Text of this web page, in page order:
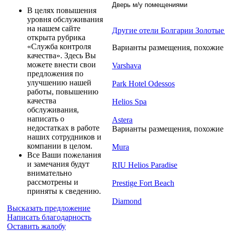
В целях повышения
уровня обслуживания
на нашем сайте
открыта рубрика
«Служба контроля
качества». Здесь Вы
можете внести свои
предложения по
улучшению нашей
работы, повышению
качества
обслуживания,
написать о
недостатках в работе
наших сотрудников и
компании в целом.
Все Ваши пожелания
и замечания будут
внимательно
рассмотрены и
приняты к сведению.
Высказать предложение
Написать благодарность
Оставить жалобу
Дверь м/у помещениями
Другие отели Болгарии
Варианты размещения,
Varshava
Park Hotel Odessos
Helios Spa
Astera
Варианты размещения,
Mura
RIU Helios Paradise
Prestige Fort Beach
Diamond